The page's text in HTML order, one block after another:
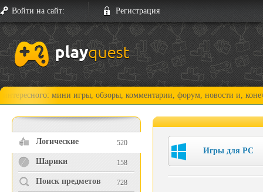
Войти на сайт: Регистрация
мини игры, обзоры, комментарии, форум, новости и, конечно,
Логические 520
Шарики 158
Поиск предметов 728
Игры для PC